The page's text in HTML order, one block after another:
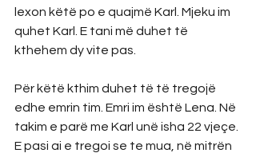
lexon këtë po e quajmë Karl. Mjeku im
quhet Karl. E tani më duhet të
kthehem dy vite pas.
Për këtë kthim duhet të të tregojë
edhe emrin tim. Emri im është Lena. Në
takim e parë me Karl unë isha 22 vjeçe.
E pasi ai e tregoi se te mua, në mitrën